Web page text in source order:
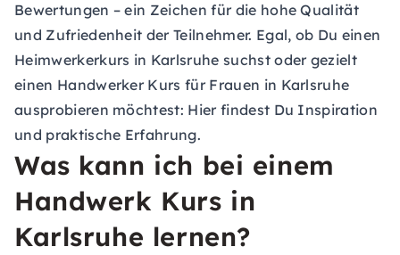
Bewertungen – ein Zeichen für die hohe Qualität
und Zufriedenheit der Teilnehmer. Egal, ob Du einen
Heimwerkerkurs in Karlsruhe suchst oder gezielt
einen Handwerker Kurs für Frauen in Karlsruhe
ausprobieren möchtest: Hier findest Du Inspiration
und praktische Erfahrung.
Was kann ich bei einem
Handwerk Kurs in
Karlsruhe lernen?